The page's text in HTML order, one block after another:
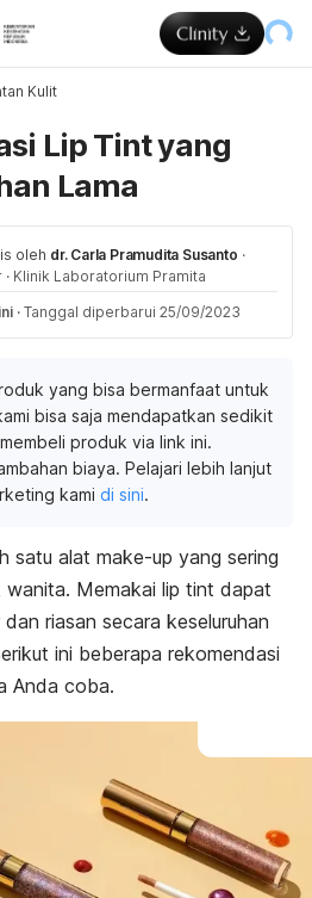
Kulit
Lip Tint yang
Lama
oleh dr. Carla Pramudita Susanto ·
· Klinik Laboratorium Pramita
· Tanggal diperbarui 25/09/2023
yang bisa bermanfaat untuk
bisa saja mendapatkan sedikit
produk via link ini.
biaya. Pelajari lebih lanjut
kami di sini.
satu alat make-up yang sering
Memakai lip tint dapat
riasan secara keseluruhan
ini beberapa rekomendasi
Anda coba.